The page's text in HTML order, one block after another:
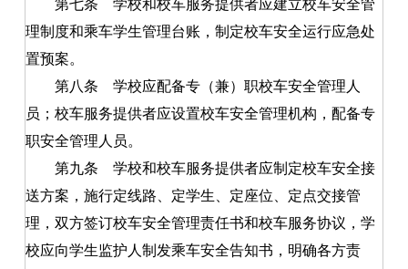
第七条 学校和校车服务提供者应建立校车安全管
理制度和乘车学生管理台账，制定校车安全运行应急处
置预案。
第八条 学校应配备专（兼）职校车安全管理人
员；校车服务提供者应设置校车安全管理机构，配备专
职安全管理人员。
第九条 学校和校车服务提供者应制定校车安全接
送方案，施行定线路、定学生、定座位、定点交接管
理，双方签订校车安全管理责任书和校车服务协议，学
校应向学生监护人制发乘车安全告知书，明确各方责